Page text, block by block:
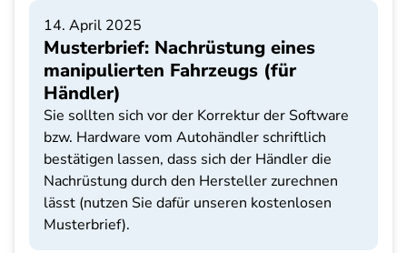
14. April 2025
Musterbrief: Nachrüstung eines
manipulierten Fahrzeugs (für
Händler)
Sie sollten sich vor der Korrektur der Software
bzw. Hardware vom Autohändler schriftlich
bestätigen lassen, dass sich der Händler die
Nachrüstung durch den Hersteller zurechnen
lässt (nutzen Sie dafür unseren kostenlosen
Musterbrief).